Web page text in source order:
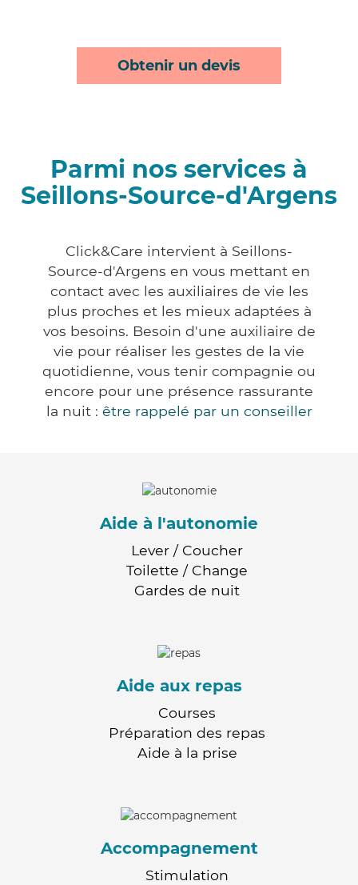
Obtenir un devis
Parmi nos services à
Seillons-Source-d'Argens
Click&Care intervient à Seillons-
Source-d'Argens en vous mettant en
contact avec les auxiliaires de vie les
plus proches et les mieux adaptées à
vos besoins. Besoin d'une auxiliaire de
vie pour réaliser les gestes de la vie
quotidienne, vous tenir compagnie ou
encore pour une présence rassurante
la nuit : être rappelé par un conseiller
Aide à l'autonomie
Lever / Coucher
Toilette / Change
Gardes de nuit
Aide aux repas
Courses
Préparation des repas
Aide à la prise
Accompagnement
Stimulation